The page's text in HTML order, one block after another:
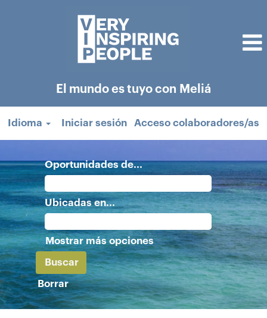
El mundo es tuyo con Meliá
Idioma Iniciar sesión Acceso colaboradores/as
Oportunidades de...
Ubicadas en...
Mostrar más opciones
Borrar